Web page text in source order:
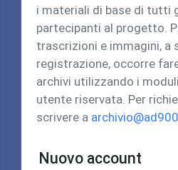
i materiali di base di tutti
partecipanti al progetto.
trascrizioni e immagini, a
registrazione, occorre
archivi utilizzando i
utente riservata. Per
scrivere a
Nuovo account